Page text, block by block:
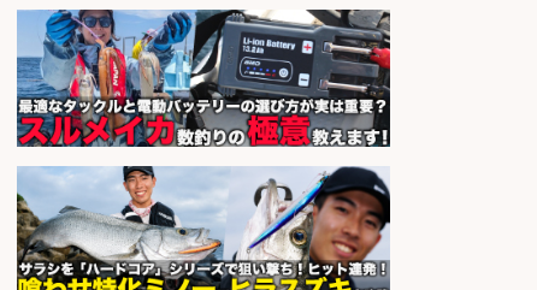
会社名 サカナのハチベエ 矢場町店
sponsored by 求人ボックス
福岡/未経験歓迎「ルート営業」/釣
り好き歓迎/インセンティブ
会社名 広松久水産株式会社
sponsored by 求人ボックス